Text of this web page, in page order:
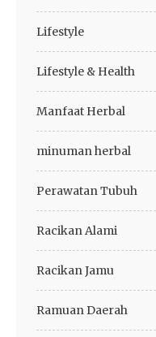
Lifestyle
Lifestyle & Health
Manfaat Herbal
minuman herbal
Perawatan Tubuh
Racikan Alami
Racikan Jamu
Ramuan Daerah